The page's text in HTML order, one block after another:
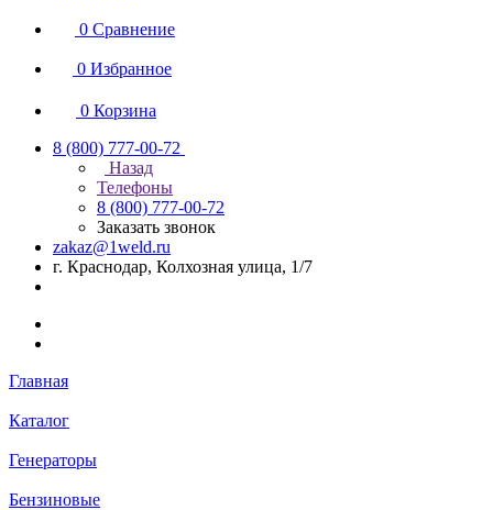
0 Сравнение
0 Избранное
0 Корзина
8 (800) 777-00-72
Назад
Телефоны
8 (800) 777-00-72
Заказать звонок
zakaz@1weld.ru
г. Краснодар, Колхозная улица, 1/7
Главная
Каталог
Генераторы
Бензиновые